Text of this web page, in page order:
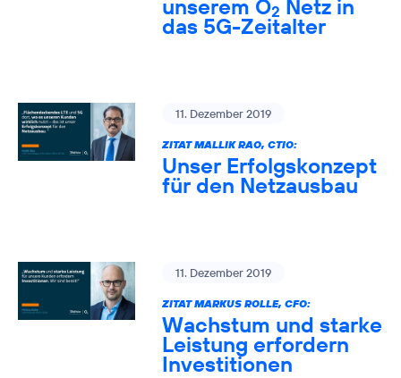
unserem O2 Netz in
das 5G-Zeitalter
11. Dezember 2019
ZITAT MALLIK RAO, CTIO:
Unser Erfolgskonzept
für den Netzausbau
11. Dezember 2019
ZITAT MARKUS ROLLE, CFO:
Wachstum und starke
Leistung erfordern
Investitionen